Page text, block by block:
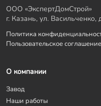
ООО «ЭкспертДомСтрой»
г. Казань, ул.
Политика
Пользовательское соглашение
О компании
Завод
Наши работы